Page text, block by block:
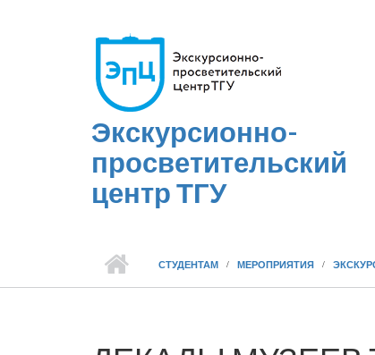
Экскурсионно-
просветительский
центр ТГУ
СТУДЕНТАМ МЕРОПРИЯТИЯ